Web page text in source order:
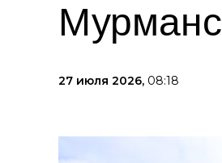
27 июля 2026, 08:18